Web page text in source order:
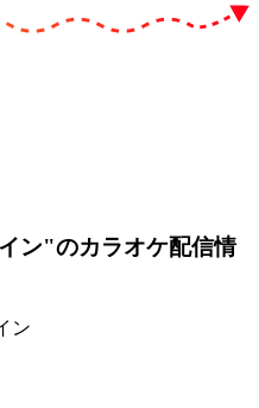
ン"のカラオケ配信情
ン